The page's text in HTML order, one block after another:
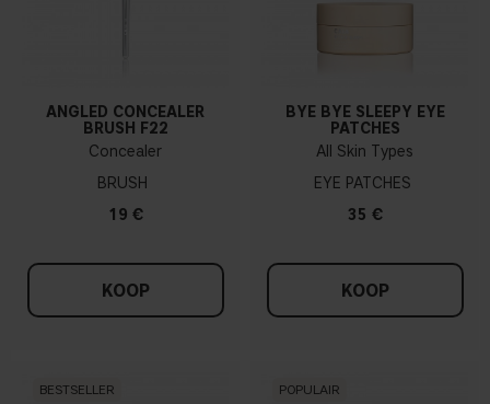
ANGLED CONCEALER
BRUSH F22
Concealer
BRUSH
19 €
KOOP
BYE BYE SLEEPY EYE
PATCHES
All Skin Types
EYE PATCHES
35 €
KOOP
BESTSELLER POPULAIR